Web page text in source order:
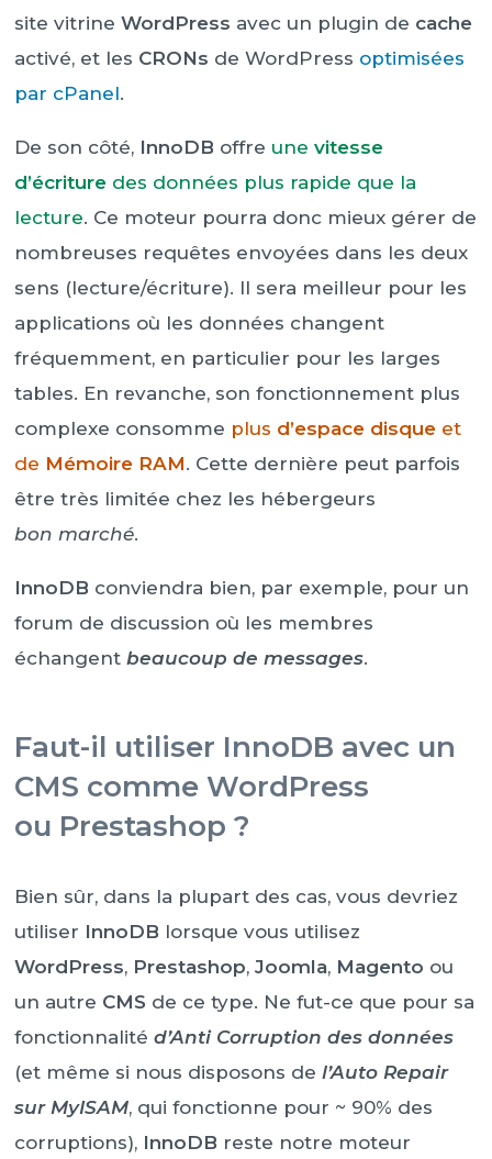
site vitrine WordPress avec un plugin de cache
activé, et les CRONs de WordPress optimisées
par cPanel.
De son côté, InnoDB offre une vitesse
d’écriture des données plus rapide que la
lecture. Ce moteur pourra donc mieux gérer de
nombreuses requêtes envoyées dans les deux
sens (lecture/écriture). Il sera meilleur pour les
applications où les données changent
fréquemment, en particulier pour les larges
tables. En revanche, son fonctionnement plus
complexe consomme plus d’espace disque et
de Mémoire RAM. Cette dernière peut parfois
être très limitée chez les hébergeurs
bon marché.
InnoDB conviendra bien, par exemple, pour un
forum de discussion où les membres
échangent beaucoup de messages.
Faut-il utiliser InnoDB avec un
CMS comme WordPress
ou Prestashop ?
Bien sûr, dans la plupart des cas, vous devriez
utiliser InnoDB lorsque vous utilisez
WordPress, Prestashop, Joomla, Magento ou
un autre CMS de ce type. Ne fut-ce que pour sa
fonctionnalité d’Anti Corruption des données
(et même si nous disposons de l’Auto Repair
sur MyISAM, qui fonctionne pour ~ 90% des
corruptions), InnoDB reste notre moteur